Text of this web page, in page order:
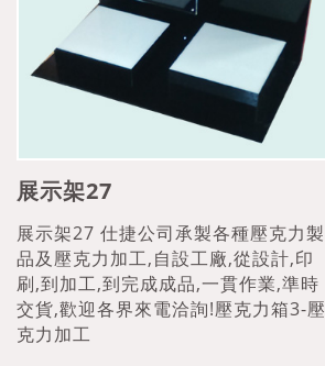
展示架27
展示架27 仕捷公司承製各種壓克力製
品及壓克力加工,自設工廠,從設計,印
刷,到加工,到完成成品,一貫作業,準時
交貨,歡迎各界來電洽詢!壓克力箱3-壓
克力加工